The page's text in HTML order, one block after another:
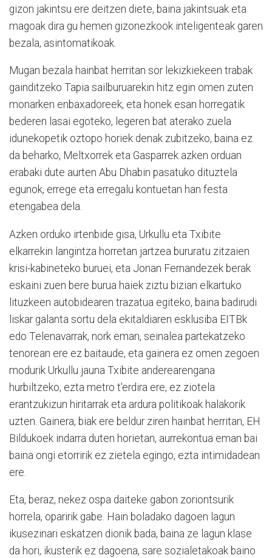
gizon jakintsu ere deitzen diete, baina jakintsuak eta
magoak dira gu hemen gizonezkook inteligenteak garen
bezala, asintomatikoak.
Mugan bezala hainbat herritan sor lekizkiekeen trabak
gainditzeko Tapia sailburuarekin hitz egin omen zuten
monarken enbaxadoreek, eta honek esan horregatik
bederen lasai egoteko, legeren bat aterako zuela
idunekopetik oztopo horiek denak zubitzeko, baina ez
da beharko, Meltxorrek eta Gasparrek azken orduan
erabaki dute aurten Abu Dhabin pasatuko dituztela
egunok, errege eta erregalu kontuetan han festa
etengabea dela.
Azken orduko irtenbide gisa, Urkullu eta Txibite
elkarrekin langintza horretan jartzea bururatu zitzaien
krisi-kabineteko buruei, eta Jonan Fernandezek berak
eskaini zuen bere burua haiek ziztu bizian elkartuko
lituzkeen autobidearen trazatua egiteko, baina badirudi
liskar galanta sortu dela ekitaldiaren esklusiba EITBk
edo Telenavarrak, nork eman, seinalea partekatzeko
tenorean ere ez baitaude, eta gainera ez omen zegoen
modurik Urkullu jauna Txibite anderearengana
hurbiltzeko, ezta metro t'erdira ere, ez ziotela
erantzukizun hiritarrak eta ardura politikoak halakorik
uzten. Gainera, biak ere beldur ziren hainbat herritan, EH
Bildukoek indarra duten horietan, aurrekontua eman bai
baina ongi etorririk ez zietela egingo, ezta intimidadean
ere.
Eta, beraz, nekez ospa daiteke gabon zoriontsurik
horrela, oparirik gabe. Hain boladako dagoen lagun
ikusezinari eskatzen dionik bada, baina ze lagun klase
da hori, ikusterik ez dagoena, sare sozialetakoak baino